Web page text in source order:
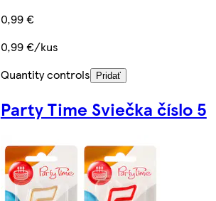
0,99 €
0,99 €/kus
Quantity controls
Pridať
Party Time Sviečka číslo 5